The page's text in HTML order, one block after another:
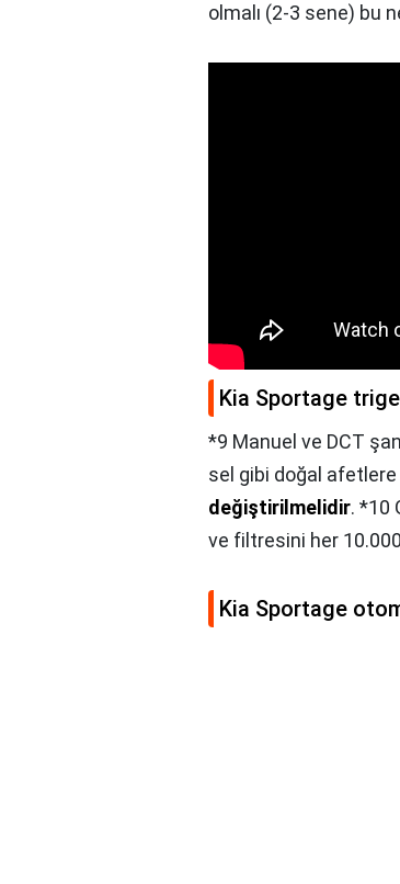
olmalı (2-3 sene) bu
Kia Sportage
*9 Manuel ve DCT
sel gibi doğal afetlere
değiştirilmelidir. *10
ve filtresini her
Kia Sportage